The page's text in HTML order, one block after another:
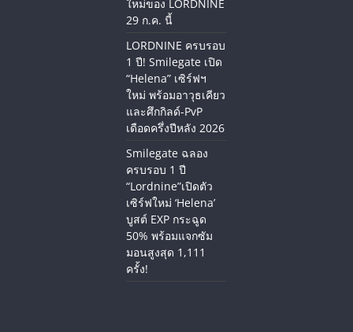
ใหม่ของ LORDNINE
29 ก.ค. นี้
LORDNINE ครบรอบ
1 ปี! Smilegate เปิด
“Helena” เซิร์ฟฯ
ใหม่ พร้อมอาวุธเคียว
และศึกกิลด์-PvP
เดือดครึ่งปีหลัง 2026
Smilegate ฉลอง
ครบรอบ 1 ปี
“Lordnine”เปิดตัว
เซิร์ฟใหม่ ‘Helena’
บูสต์ EXP กระฉูด
50% พร้อมแจกซัม
มอนสูงสุด 1,111
ครั้ง!